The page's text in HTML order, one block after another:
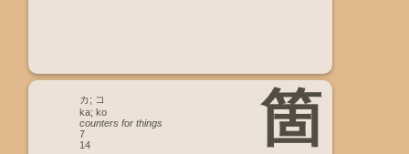
箇
カ; コ
ka; ko
counters for things
7
14